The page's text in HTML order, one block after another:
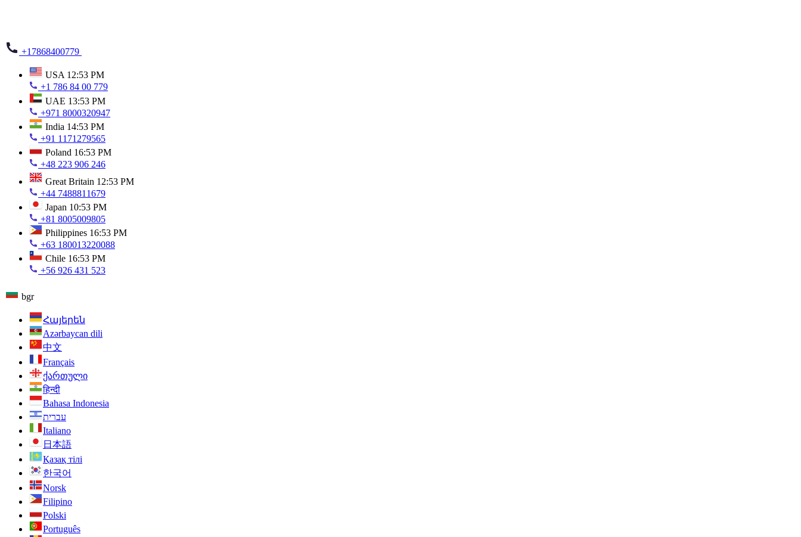
+17868400779
USA 12:53 PM
+1 786 84 00 779
UAE 13:53 PM
+971 8000320947
India 14:53 PM
+91 1171279565
Poland 16:53 PM
+48 223 906 246
Great Britain 12:53 PM
+44 7488811679
Japan 10:53 PM
+81 8005009805
Philippines 16:53 PM
+63 180013220088
Chile 16:53 PM
+56 926 431 523
bgr
Հայերեն
Azərbaycan dili
中文
Français
ქართული
हिन्दी
Bahasa Indonesia
עברית
Italiano
日本語
Қазақ тілі
한국어
Norsk
Filipino
Polski
Português